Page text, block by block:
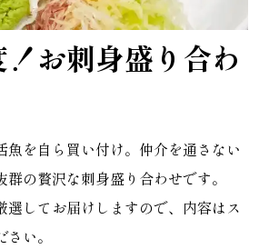
お刺身盛り合わ
魚を自ら買い付け。仲介を通さない
の贅沢な刺身盛り合わせです。
してお届けしますので、内容はス
い。